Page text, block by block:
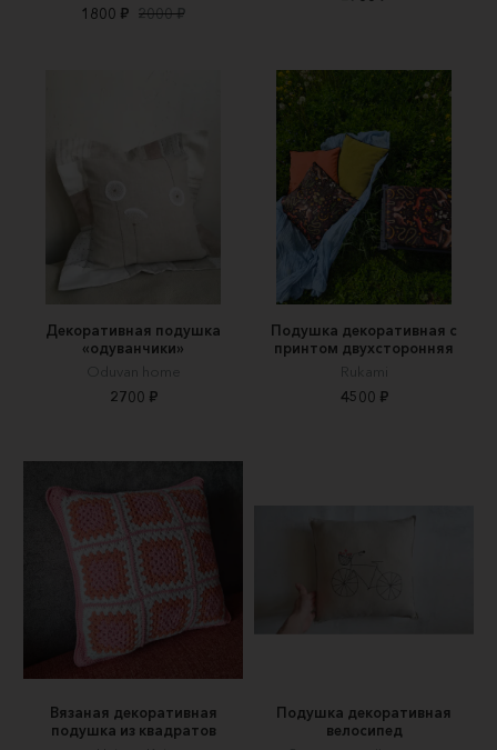
1800 ₽ 2000 ₽
Декоративная подушка
«одуванчики»
Oduvan home
2700 ₽
Подушка декоративная с
принтом двухсторонняя
Rukami
4500 ₽
Вязаная декоративная
подушка из квадратов
Подушка декоративная
велосипед